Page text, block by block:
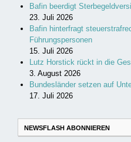
Bafin beerdigt
23. Juli 2026
Bafin hinterfragt
Führungspersonen
15. Juli 2026
Lutz Horstick rückt in die
3. August 2026
Bundesländer setzen auf
17. Juli 2026
NEWSFLASH ABONNIEREN